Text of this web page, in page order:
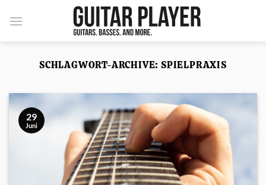
Inhalt
SCHLAGWORT-ARCHIVE:SPIELPRAXIS
29
Juni